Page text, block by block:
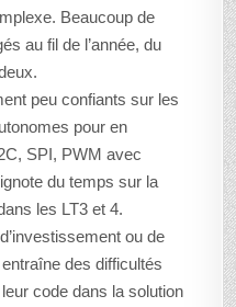
Beaucoup de
au fil de l’année, du
peu confiants sur les
pour en
SPI, PWM avec
du temps sur la
les LT3 et 4.
ou de
des difficultés
code dans la solution